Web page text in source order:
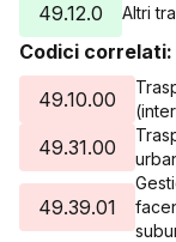
49.12.0
Altri
Codici correlati:
49.10.00
49.31.00
49.39.01